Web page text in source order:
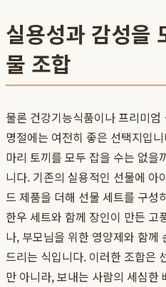
실용성과 감성을
물 조합
물론 건강기능식품이나 프리미
명절에는 여전히 좋은 선택지입
마리 토끼를 모두 잡을 수는 없
니다. 기존의 실용적인 선물에 아
드 제품을 더해 선물 세트를 구성
한우 세트와 함께 장인이 만든 고
나, 부모님을 위한 영양제와 함께
드리는 식입니다. 이러한 조합은
만 아니라, 보내는 사람의 세심한